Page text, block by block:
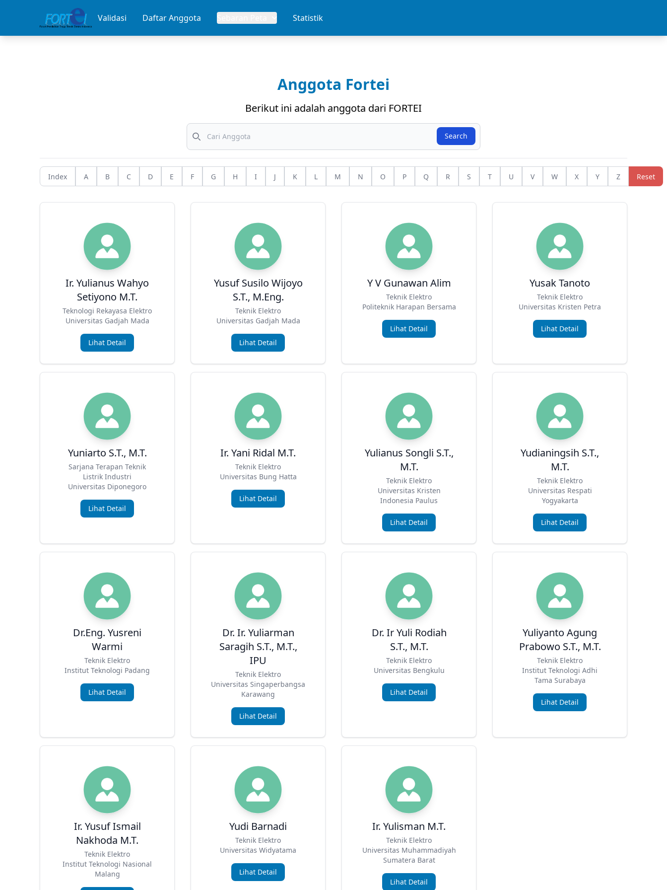
Validasi Daftar Anggota Statistik
Anggota Fortei
Berikut ini adalah anggota dari FORTEI
Search
Search
Index A B C D E F G H I J K L M N O P Q R S T U V W X Y Z Reset
Ir. Yulianus Wahyo
Setiyono M.T.
Teknologi Rekayasa Elektro
Universitas Gadjah Mada
Lihat Detail
Yusuf Susilo Wijoyo
S.T., M.Eng.
Teknik Elektro
Universitas Gadjah Mada
Lihat Detail
Y V Gunawan Alim
Teknik Elektro
Politeknik Harapan Bersama
Lihat Detail
Yusak Tanoto
Teknik Elektro
Universitas Kristen Petra
Lihat Detail
Yuniarto S.T., M.T.
Sarjana Terapan Teknik
Listrik Industri
Universitas Diponegoro
Lihat Detail
Ir. Yani Ridal M.T.
Teknik Elektro
Universitas Bung Hatta
Lihat Detail
Yulianus Songli S.T.,
M.T.
Teknik Elektro
Universitas Kristen
Indonesia Paulus
Lihat Detail
Yudianingsih S.T.,
M.T.
Teknik Elektro
Universitas Respati
Yogyakarta
Lihat Detail
Dr.Eng. Yusreni
Warmi
Teknik Elektro
Institut Teknologi Padang
Lihat Detail
Dr. Ir. Yuliarman
Saragih S.T., M.T.,
IPU
Teknik Elektro
Universitas Singaperbangsa
Karawang
Lihat Detail
Dr. Ir Yuli Rodiah
S.T., M.T.
Teknik Elektro
Universitas Bengkulu
Lihat Detail
Yuliyanto Agung
Prabowo S.T., M.T.
Teknik Elektro
Institut Teknologi Adhi
Tama Surabaya
Lihat Detail
Ir. Yusuf Ismail
Nakhoda M.T.
Teknik Elektro
Institut Teknologi Nasional
Malang
Yudi Barnadi
Teknik Elektro
Universitas Widyatama
Lihat Detail
Ir. Yulisman M.T.
Teknik Elektro
Universitas Muhammadiyah
Sumatera Barat
Lihat Detail